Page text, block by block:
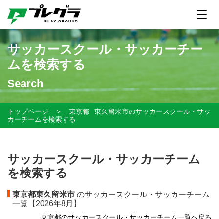
サッカースクール・サッカーチー
ムを検索する
Search
トップページ ＞ 東京都
東久留米市のサッカースクール・サッ
カーチームを検索する
サッカースクール・サッカーチーム
を検索する
東京都東久留米市 のサッカースクール・サッカーチーム
一覧【 2026年8月】
東京都のサッカースクール・サッカーチーム一覧へ戻る